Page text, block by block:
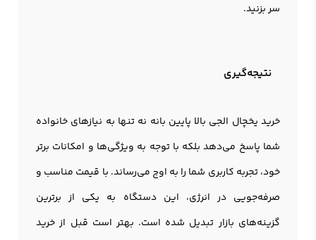
سر بزنید.
نتیجه‌گیری
خرید یخچال الجی بالا پایین بانه نه تنها به نیازهای خانواده
شما پاسخ می‌دهد بلکه با توجه به ویژگی‌ها و امکانات برتر
خود، تجربه کاربری شما را به اوج می‌رساند. با قیمت مناسب و
صرفه‌جویی در انرژی، این دستگاه به یکی از برترین
گزینه‌های بازار تبدیل شده است. بهتر است قبل از خرید